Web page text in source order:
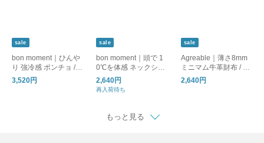
sale
bon moment｜ひんや
り 強冷感 ポンチョ / C
OOLIC[R] 接触冷感 持
続冷感 UVカット99％
3,520円
sale
bon moment｜頭で 1
0℃を体感 ネックシェ
ードハット 帽子 / TE
N°マイナステン
2,640円
再入荷待ち
sale
Agreable｜薄さ8mm
ミニマム牛革財布 / フ
ラットで嵩張りにくい
本革 ミニ財布
2,640円
もっと見る